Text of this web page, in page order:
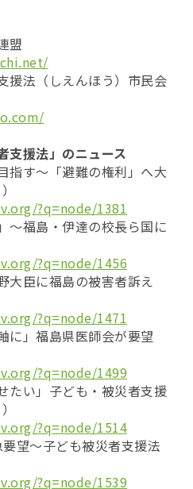
盟
援法（しえんほう）市民会
支援法」のニュース
指す〜「避難の権利」へ大
?q=node/1381
〜福島・伊達の校長ら国に
?q=node/1456
大臣に福島の被害者訴え
?q=node/1471
に」福島県医師会が要望
?q=node/1499
たい」子ども・被災者支援
?q=node/1514
望～子ども被災者支援法
?q=node/1539